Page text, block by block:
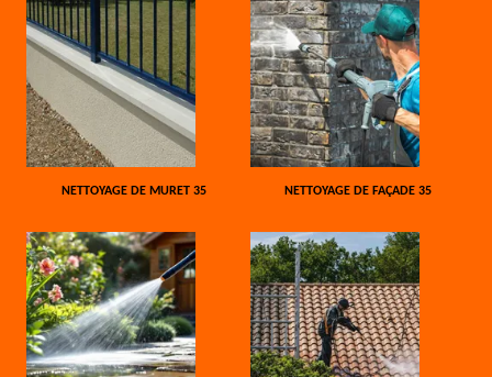
NETTOYAGE DE MURET 35 NETTOYAGE DE FAÇADE 35